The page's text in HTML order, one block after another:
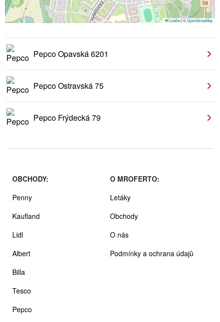
Leaflet|©OpenStreetMap
Pepco Opavská 6201
Pepco Ostravská 75
Pepco Frýdecká 79
OBCHODY:
Penny
Kaufland
Lidl
Albert
Billa
Tesco
Pepco
O MROFERTO:
Letáky
Obchody
O nás
Podmínky a ochrana údajů